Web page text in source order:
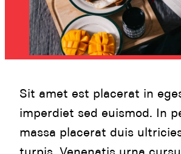
Sit amet est placerat in
imperdiet sed euismod. In
massa placerat duis